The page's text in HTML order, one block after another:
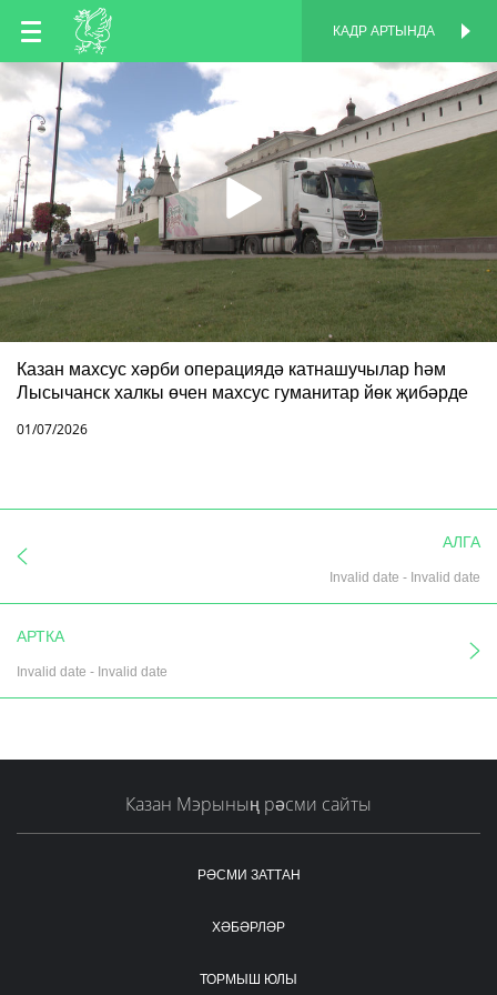
TT
RU
КАДР АРТЫНДА
Казан махсус хәрби операциядә катнашучылар һәм
Лысычанск халкы өчен махсус гуманитар йөк җибәрде
01/07/2026
АЛГА
Invalid date - Invalid date
АРТКА
Invalid date - Invalid date
Казан Мэрының рәсми сайты
РӘСМИ ЗАТТАН
ХӘБӘРЛӘР
ТОРМЫШ ЮЛЫ
КАДР АРТЫНДА